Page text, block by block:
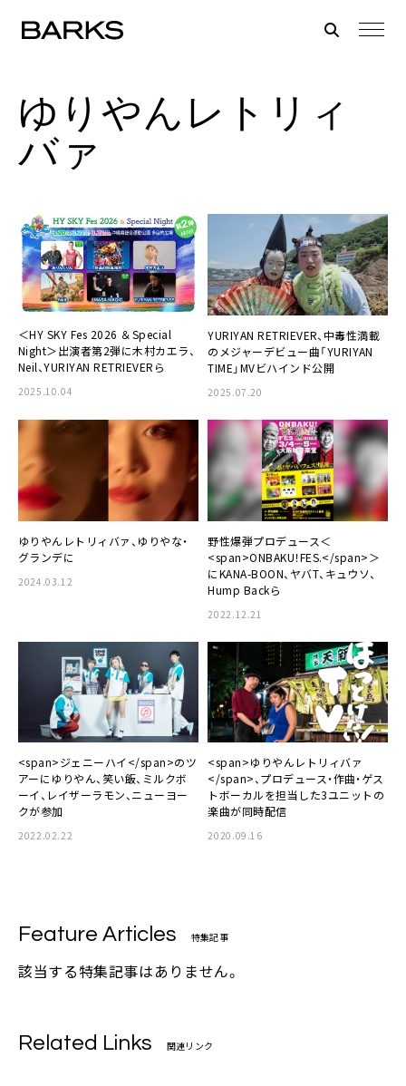
ゆりやんレトリィ
バァ
＜HY SKY Fes 2026 ＆Special
Night＞出演者第2弾に木村カエラ、
Neil、YURIYAN RETRIEVERら
2025.10.04
YURIYAN RETRIEVER、中毒性満載
のメジャーデビュー曲「YURIYAN
TIME」MVビハインド公開
2025.07.20
ゆりやんレトリィバァ、ゆりやな・
グランデに
2024.03.12
野性爆弾プロデュース＜
<span>ONBAKU！FES.</span>＞
にKANA-BOON、ヤバT、キュウソ、
Hump Backら
2022.12.21
<span>ジェニーハイ</span>のツ
アーにゆりやん、笑い飯、ミルクボ
ーイ、レイザーラモン、ニューヨー
クが参加
2022.02.22
<span>ゆりやんレトリィバァ
</span>、プロデュース・作曲・ゲス
トボーカルを担当した3ユニットの
楽曲が同時配信
2020.09.16
Feature Articles 特集記事
該当する特集記事はありません。
Related Links 関連リンク